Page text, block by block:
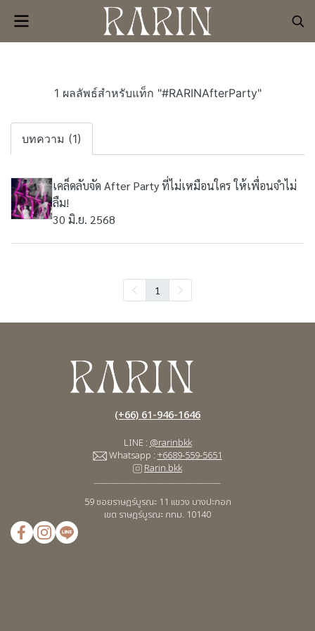
1 ผลลัพธ์สำหรับแท็ก "#RARINAfterParty"
บทความ (1)
เคล็ดลับจัด After Party ที่ไม่เหมือนใคร ให้เพื่อนจำไม่
ลืม!
30 มิ.ย. 2568
1
(+66) 61-946-1646
LINE :@rarinbkk
Whatsapp :+6689-559-5651
Rarin.bkk
59 ซอยราษฎร์บูรณะ 11 แขวง บางปะกอก
เขต ราษฎร์บูรณะ กทม. 10140